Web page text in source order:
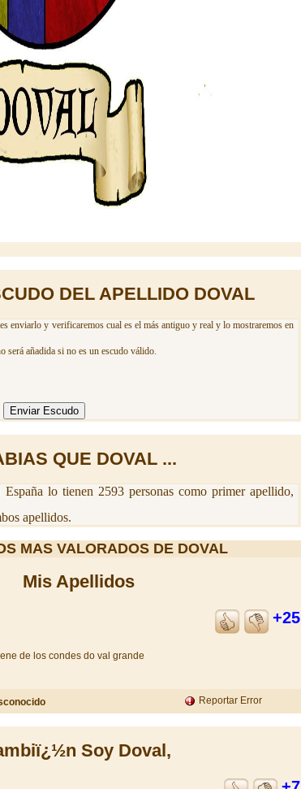
DEL APELLIDO DOVAL
enviarlo y verificaremos cual es el más antiguo y real y lo mostraremos en
será añadida si no es un escudo válido.
QUE DOVAL ...
España lo tienen 2593 personas como primer apellido,
apellidos.
MAS VALORADOS DE DOVAL
Mis Apellidos
+25
de los condes do val grande
Reportar Error
Soy Doval,